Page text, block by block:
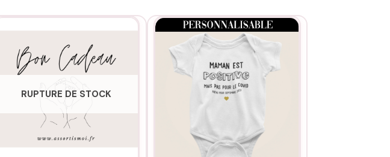
RUPTURE DE STOCK